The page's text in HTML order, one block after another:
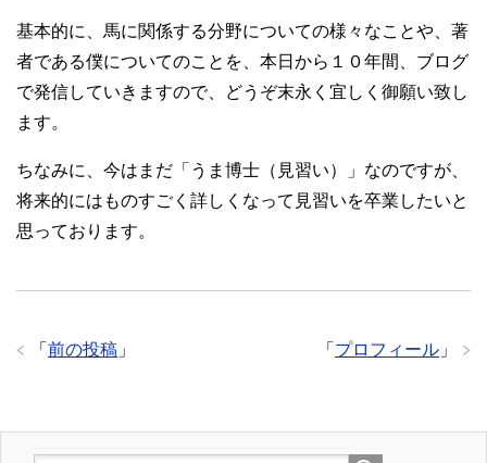
基本的に、馬に関係する分野についての様々なことや、著
者である僕についてのことを、本日から１０年間、ブログ
で発信していきますので、どうぞ末永く宜しく御願い致し
ます。
ちなみに、今はまだ「うま博士（見習い）」なのですが、
将来的にはものすごく詳しくなって見習いを卒業したいと
思っております。
「 プロフィール 」
「 前の投稿 」